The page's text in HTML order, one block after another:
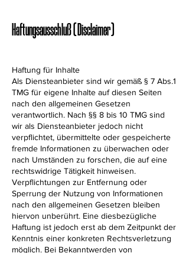
Haftungsausschluß (Disclaimer)
Haftung für Inhalte
Als Diensteanbieter sind wir gemäß § 7 Abs.1
TMG für eigene Inhalte auf diesen Seiten
nach den allgemeinen Gesetzen
verantwortlich. Nach §§ 8 bis 10 TMG sind
wir als Diensteanbieter jedoch nicht
verpflichtet, übermittelte oder gespeicherte
fremde Informationen zu überwachen oder
nach Umständen zu forschen, die auf eine
rechtswidrige Tätigkeit hinweisen.
Verpflichtungen zur Entfernung oder
Sperrung der Nutzung von Informationen
nach den allgemeinen Gesetzen bleiben
hiervon unberührt. Eine diesbezügliche
Haftung ist jedoch erst ab dem Zeitpunkt der
Kenntnis einer konkreten Rechtsverletzung
möglich. Bei Bekanntwerden von